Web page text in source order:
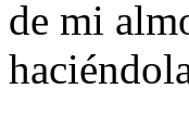
de mi